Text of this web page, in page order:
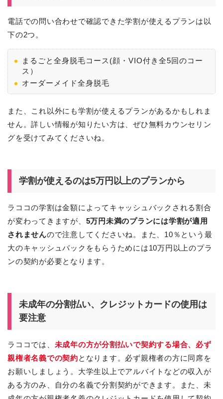
電話での問い合わせで確認できた学割が使えるプランは以
下の2つ。
まるごと全身脱毛コース(顔・VIO付き全5回のコー
ス）
オーダーメイド全身脱毛
また、これ以外にも学割が使えるプランがあるかもしれま
せん。詳しい情報が知りたい方は、ぜひ無料カウンセリン
グを受けてみてくださいね。
学割が使えるのは5万円以上のプランから
ラココの学割は金額によってキャッシュバックされる割合
が変わってきますが、 5万円未満のプランには学割が適用
されませんので注意してくださいね。また、10％という最
大のキャッシュバックをもらうためには10万円以上のプラ
ンの契約が必要となります。
未成年の分割払い、クレジットカードの使用は
要注意
ラココでは、 未成年の方が分割払いで契約する場合、必ず
親権者名義での契約となります。必ず親権者の方に同席を
お願いしましょう。大学生以上でアルバイトなどの収入が
ある方のみ、自分の名義で分割契約ができます。また、未